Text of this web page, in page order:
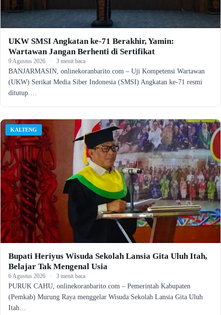
UKW SMSI Angkatan ke-71 Berakhir, Yamin:
Wartawan Jangan Berhenti di Sertifikat
9 Agustus 2026 · 3 menit baca
BANJARMASIN, onlinekoranbarito.com – Uji Kompetensi Wartawan
(UKW) Serikat Media Siber Indonesia (SMSI) Angkatan ke-71 resmi
ditutup.…
KALTENG
Bupati Heriyus Wisuda Sekolah Lansia Gita Uluh Itah,
Belajar Tak Mengenal Usia
6 Agustus 2026 · 3 menit baca
PURUK CAHU, onlinekoranbarito.com – Pemerintah Kabupaten
(Pemkab) Murung Raya menggelar Wisuda Sekolah Lansia Gita Uluh
Itah…